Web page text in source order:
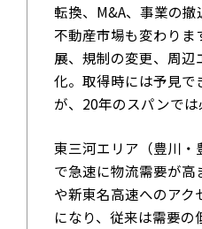
転換、M&A、事業の
不動産市場も変わりま
展、規制の変更、周
化。取得時には予見で
が、20年のスパンでは
東三河エリア（豊川・
で急速に物流需要が
や新東名高速へのアク
になり、従来は需要